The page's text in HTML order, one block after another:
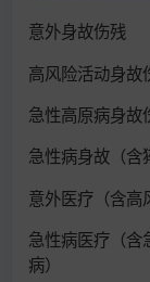
附加扩展高风险
3）；附加扩展高
30173）；附加旅
00192）；附加旅
1）；附加公共场
（
附加君安行人身
网）条款（
意外身故伤残
高风险活动身故
急性高原病身故
急性病身故（含
意外医疗（含高
急性病医疗（含
病）